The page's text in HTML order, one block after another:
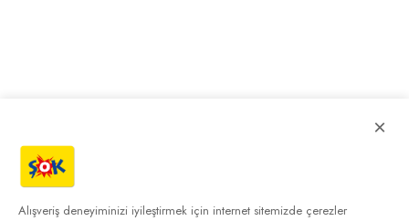
×
Alışveriş deneyiminizi iyileştirmek için internet sitemizde çerezler